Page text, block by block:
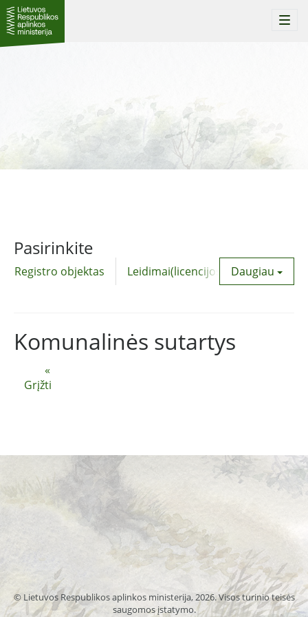
Pasirinkite
Registro objektas Leidimai(licencijos) Daugiau
«
Grįžti
Komunalinės sutartys
© Lietuvos Respublikos aplinkos ministerija, 2026. Visos turinio teisės
saugomos įstatymo.